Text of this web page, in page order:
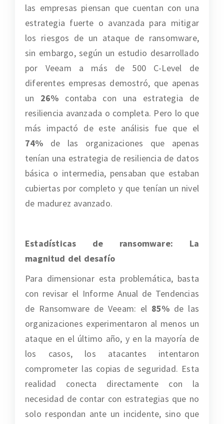
las empresas piensan que cuentan con una
estrategia fuerte o avanzada para mitigar
los riesgos de un ataque de ransomware,
sin embargo, según un estudio desarrollado
por Veeam a más de 500 C-Level de
diferentes empresas demostró, que apenas
un 26% contaba con una estrategia de
resiliencia avanzada o completa. Pero lo que
más impactó de este análisis fue que el
74% de las organizaciones que apenas
tenían una estrategia de resiliencia de datos
básica o intermedia, pensaban que estaban
cubiertas por completo y que tenían un nivel
de madurez avanzado.
Estadísticas de ransomware: La
magnitud del desafío
Para dimensionar esta problemática, basta
con revisar el Informe Anual de Tendencias
de Ransomware de Veeam: el 85% de las
organizaciones experimentaron al menos un
ataque en el último año, y en la mayoría de
los casos, los atacantes intentaron
comprometer las copias de seguridad. Esta
realidad conecta directamente con la
necesidad de contar con estrategias que no
solo respondan ante un incidente, sino que